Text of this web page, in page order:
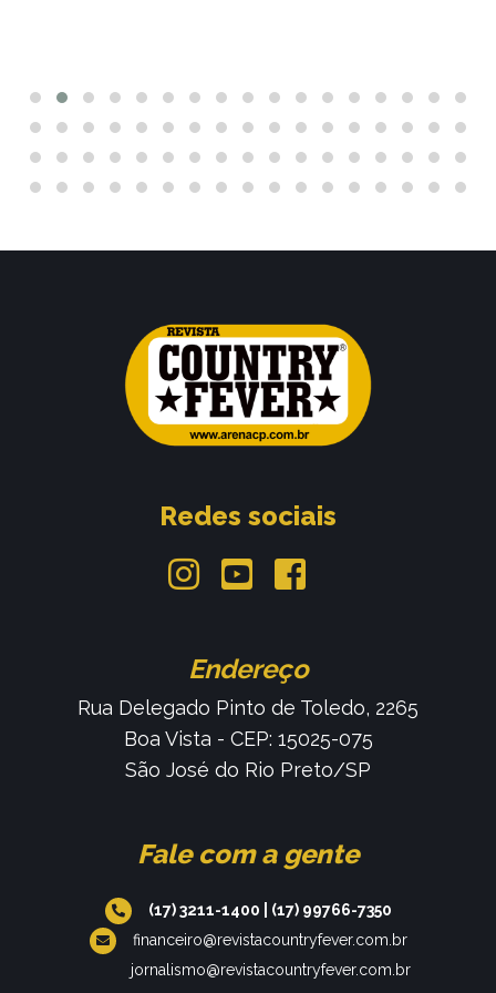
Redes sociais
Endereço
Rua Delegado Pinto de Toledo, 2265
Boa Vista - CEP: 15025-075
São José do Rio Preto/SP
Fale com a gente
(17) 3211-1400
(17) 99766-7350
financeiro@revistacountryfever.com.br
jornalismo@revistacountryfever.com.br